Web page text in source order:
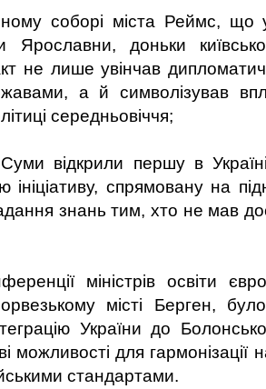
соборі міста Реймс, що у
Ярославни, доньки
не лише увінчав
а й символізував
середньовіччя;
відкрили першу в
ініціативу, спрямовану на
знань тим, хто не мав
міністрів освіти
місті Берген,
України до
можливості для гармонізації
стандартами.